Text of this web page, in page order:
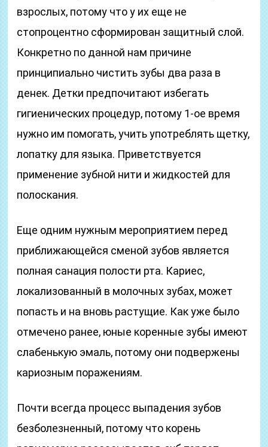
взрослых, потому что у их еще не
стопроцентно сформирован защитный слой.
Конкретно по данной нам причине
принципиально чистить зубы два раза в
денек. Детки предпочитают избегать
гигиенических процедур, потому 1-ое время
нужно им помогать, учить употреблять щетку,
лопатку для языка. Приветствуется
применение зубной нити и жидкостей для
полоскания.
Еще одним нужным мероприятием перед
приближающейся сменой зубов является
полная санация полости рта. Кариес,
локализованный в молочных зубах, может
попасть и на вновь растущие. Как уже было
отмечено ранее, юные коренные зубы имеют
слабенькую эмаль, потому они подвержены
кариозным поражениям.
Почти всегда процесс выпадения зубов
безболезненный, потому что корень